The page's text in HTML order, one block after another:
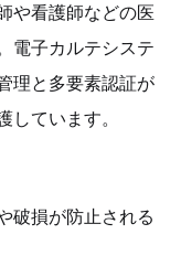
や看護師などの医
電子カルテシステ
理と多要素認証が
しています。
破損が防止される